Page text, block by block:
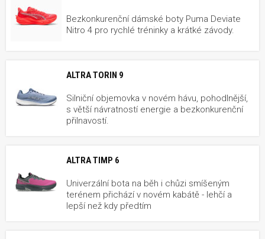
Bezkonkurenční dámské boty Puma Deviate
Nitro 4 pro rychlé tréninky a krátké závody.
ALTRA TORIN 9
Silniční objemovka v novém hávu, pohodlnější,
s větší návratností energie a bezkonkurenční
přilnavostí.
ALTRA TIMP 6
Univerzální bota na běh i chůzi smíšeným
terénem přichází v novém kabátě - lehčí a
lepší než kdy předtím